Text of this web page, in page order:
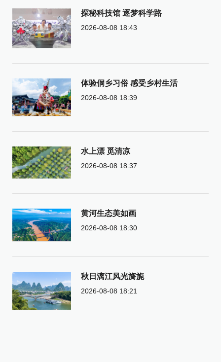
探秘科技馆 逐梦科学路
2026-08-08 18:43
体验侗乡习俗 感受乡村生活
2026-08-08 18:39
水上漂 觅清凉
2026-08-08 18:37
黄河生态美如画
2026-08-08 18:30
秋日漓江风光旖旎
2026-08-08 18:21